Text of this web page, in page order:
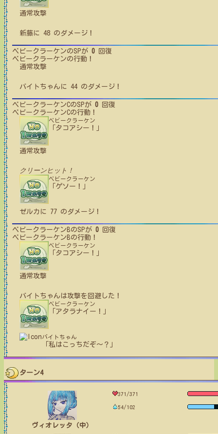
通常攻撃
新藤に 48 のダメージ！
ベビークラーケンのSPが 0 回復
ベビークラーケンの行動！
通常攻撃
バイトちゃん に 44のダメージ！
ベビークラーケンCのSPが 0 回復
ベビークラーケンCの行動！
ベビークラーケン
「タコアシー！」
通常攻撃
クリーンヒット！
ベビークラーケン
「ゲソー！」
ゼルカ に 77 のダメージ！
ベビークラーケンBのSPが 0 回復
ベビークラーケンBの行動！
ベビークラーケン
「タコアシー！」
通常攻撃
バイトちゃんは攻撃を回避した！
ベビークラーケン
「アタラナイー！」
バイトちゃん
「私はこっちだぞ～？」
ターン4
ヴィオレッタ（中）
371/371
54/102